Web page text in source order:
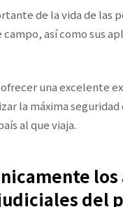
de la vida de las
campo, así como sus
una excelente
la máxima
al que viaja.
del